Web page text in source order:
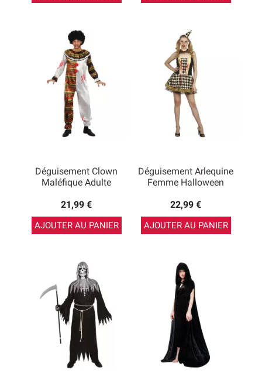
Déguisement Clown
Maléfique Adulte
21,99 €
AJOUTER AU PANIER
Déguisement Arlequine
Femme Halloween
22,99 €
AJOUTER AU PANIER